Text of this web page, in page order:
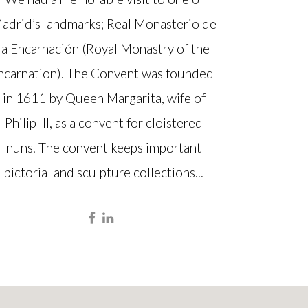
landmarks; Real Monasterio de
la Encarnación (Royal Monastry of the
The Convent was founded
in 1611 by Queen Margarita, wife of
Philip III, as a convent for cloistered
nuns. The convent keeps important
pictorial and sculpture collections...